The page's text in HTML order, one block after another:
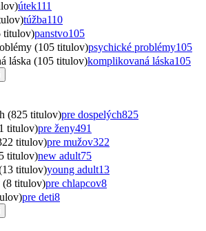
útek111
túžba110
titulov)panstvo105
(105 titulov)psychické problémy105
láska (105 titulov)komplikovaná láska105
(825 titulov)pre dospelých825
titulov)pre ženy491
titulov)pre mužov322
titulov)new adult75
titulov)young adult13
(8 titulov)pre chlapcov8
pre deti8